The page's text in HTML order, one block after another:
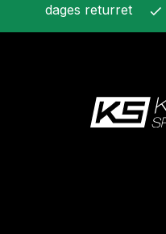
dages returret
check